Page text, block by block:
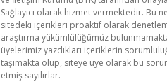
Sağlayıcı olarak hizmet vermektedir. Bu
sitedeki içerikleri proaktif olarak
araştırma yükümlülüğümüz
üyelerimiz yazdıkları içeriklerin
taşımakta olup, siteye üye olarak bu
etmiş sayılırlar.